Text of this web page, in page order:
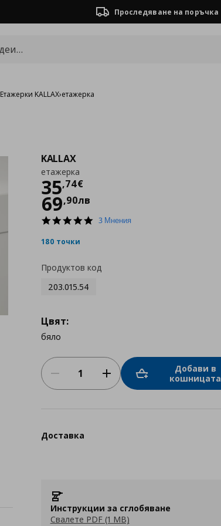
Проследяване на поръчка
Етажерки KALLAX›етажерка
KALLAX
етажерка
35,74€
Цена
69,90лв
5.03 Мнения
180 точки
Продуктов код
203.015.54
Цвят:
бяло
Добави в
кошницата
Доставка
Инструкции за сглобяване
Свалете PDF (1 MB)